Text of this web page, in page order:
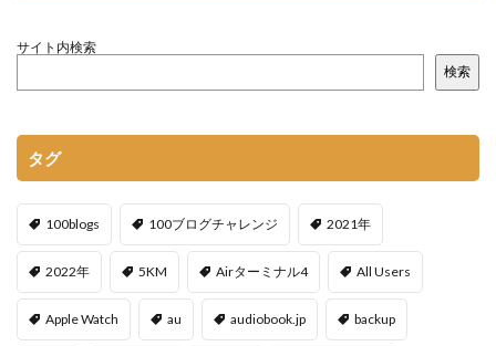
サイト内検索
検索
タグ
100blogs 100ブログチャレンジ 2021年
2022年 5KM Airターミナル4 All Users
Apple Watch au audiobook.jp backup